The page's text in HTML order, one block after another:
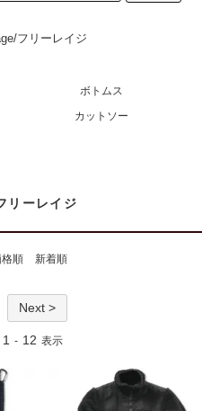
フリーレイジ
ボトムス
カットソー
ーレイジ
順 新着順
Next >
1 - 12 表示